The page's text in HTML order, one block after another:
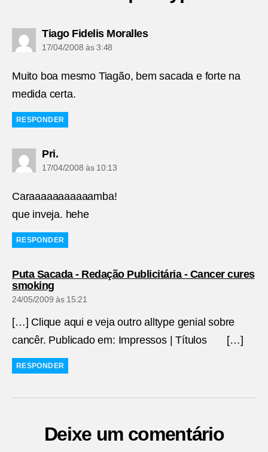
Tiago Fidelis Morallesdiz:
17/04/2008 às 3:48
Muito boa mesmo Tiagão, bem sacada e forte na
medida certa.
RESPONDER
Pri.diz:
17/04/2008 às 10:13
Caraaaaaaaaaaamba!
que inveja. hehe
RESPONDER
Puta Sacada - Redação Publicitária - Cancer cures
smokingdiz:
24/05/2009 às 15:21
[…] Clique aqui e veja outro alltype genial sobre
cancêr. Publicado em: Impressos | Títulos […]
RESPONDER
Deixe um comentário